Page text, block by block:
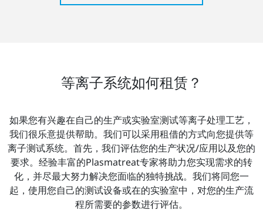
等离子系统如何租赁？
如果您有兴趣在自己的生产或实验室测试等离子处理工艺，
我们很乐意提供帮助。我们可以采用租借的方式向您提供等
离子测试系统。首先，我们评估您的生产状况/应用以及您的
要求。经验丰富的Plasmatreat专家将助力您实现需求的转
化，并尽最大努力解决您面临的独特挑战。我们将同您一
起，使用您自己的测试设备或在的实验室中，对您的生产流
程所需要的参数进行评估。